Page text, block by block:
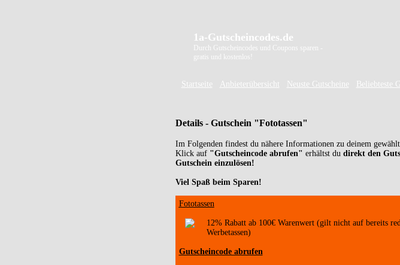
1a-Gutscheincodes.de
Durch Gutscheincodes und Coupons sparen -
gratis und kostenlos!
Startseite Anbieterübersicht Neuste Gutscheine Beliebteste
Details - Gutschein "Fototassen"
Im Folgenden findest du nähere Informationen zu deinem
Klick auf "Gutscheincode abrufen" erhältst du direkt den
Gutschein einzulösen!
Viel Spaß beim Sparen!
Fototassen
12% Rabatt ab 100€ Warenwert (gilt nicht auf bereits
Werbetassen)
Gutscheincode abrufen